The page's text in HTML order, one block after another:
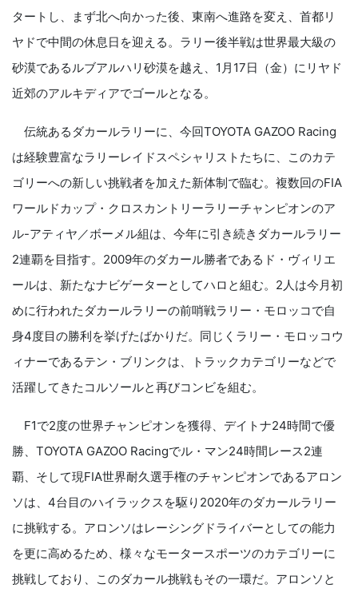
タートし、まず北へ向かった後、東南へ進路を変え、首都リ
ヤドで中間の休息日を迎える。ラリー後半戦は世界最大級の
砂漠であるルブアルハリ砂漠を越え、1月17日（金）にリヤド
近郊のアルキディアでゴールとなる。
伝統あるダカールラリーに、今回TOYOTA GAZOO Racing
は経験豊富なラリーレイドスペシャリストたちに、このカテ
ゴリーへの新しい挑戦者を加えた新体制で臨む。複数回のFIA
ワールドカップ・クロスカントリーラリーチャンピオンのア
ル-アティヤ／ボーメル組は、今年に引き続きダカールラリー
2連覇を目指す。2009年のダカール勝者であるド・ヴィリエ
ールは、新たなナビゲーターとしてハロと組む。2人は今月初
めに行われたダカールラリーの前哨戦ラリー・モロッコで自
身4度目の勝利を挙げたばかりだ。同じくラリー・モロッコウ
ィナーであるテン・ブリンクは、トラックカテゴリーなどで
活躍してきたコルソールと再びコンビを組む。
F1で2度の世界チャンピオンを獲得、デイトナ24時間で優
勝、TOYOTA GAZOO Racingでル・マン24時間レース2連
覇、そして現FIA世界耐久選手権のチャンピオンであるアロン
ソは、4台目のハイラックスを駆り2020年のダカールラリー
に挑戦する。アロンソはレーシングドライバーとしての能力
を更に高めるため、様々なモータースポーツのカテゴリーに
挑戦しており、このダカール挑戦もその一環だ。アロンソと